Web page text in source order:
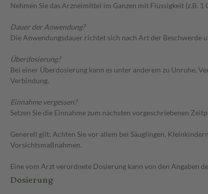
Nehmen Sie das Arzneimittel im Ganzen mit Flüssigkeit (z.B. 1
Dauer der Anwendung?
Die Anwendungsdauer richtet sich nach Art der
Überdosierung?
Bei einer Überdosierung kann es unter anderem zu Unruhe,
Verbindung.
Einnahme vergessen?
Setzen Sie die Einnahme zum nächsten vorgeschriebenen
Generell gilt: Achten Sie vor allem bei Säuglingen,
Vorsichtsmaßnahmen.
Eine vom Arzt verordnete Dosierung kann von den Angaben
Dosierung